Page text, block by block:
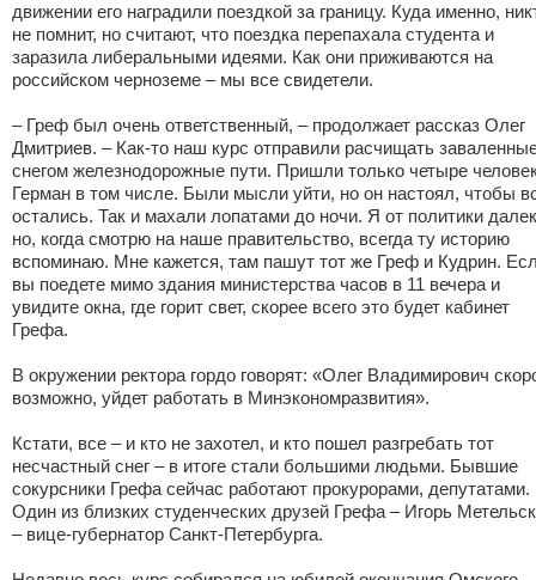
движении его наградили поездкой за границу. Куда именно,
не помнит, но считают, что поездка перепахала студента и
заразила либеральными идеями. Как они приживаются на
российском черноземе – мы все свидетели.
– Греф был очень ответственный, – продолжает рассказ Олег
Дмитриев. – Как-то наш курс отправили расчищать
снегом железнодорожные пути. Пришли только четыре
Герман в том числе. Были мысли уйти, но он настоял, чтобы
остались. Так и махали лопатами до ночи. Я от политики
но, когда смотрю на наше правительство, всегда ту историю
вспоминаю. Мне кажется, там пашут тот же Греф и Кудрин.
вы поедете мимо здания министерства часов в 11 вечера и
увидите окна, где горит свет, скорее всего это будет кабинет
Грефа.
В окружении ректора гордо говорят: «Олег Владимирович
возможно, уйдет работать в Минэкономразвития».
Кстати, все – и кто не захотел, и кто пошел разгребать тот
несчастный снег – в итоге стали большими людьми. Бывшие
сокурсники Грефа сейчас работают прокурорами, депутатами.
Один из близких студенческих друзей Грефа – Игорь
– вице-губернатор Санкт-Петербурга.